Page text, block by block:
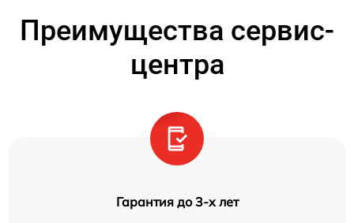
Преимущества сервис-
центра
Гарантия до 3-х лет